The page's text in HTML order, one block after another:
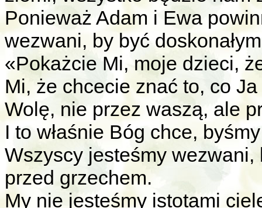
Ponieważ Adam i Ewa
wezwani, by być
«Pokażcie Mi, moje dzieci,
Mi, że chcecie znać to, co
Wolę, nie przez waszą, ale
I to właśnie Bóg chce,
Wszyscy jesteśmy
przed grzechem.
My nie jesteśmy istotami